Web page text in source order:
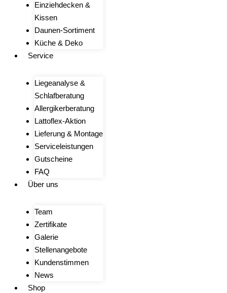
Einziehdecken &
Kissen
Daunen-Sortiment
Küche & Deko
Service
Liegeanalyse &
Schlafberatung
Allergikerberatung
Lattoflex-Aktion
Lieferung & Montage
Serviceleistungen
Gutscheine
FAQ
Über uns
Team
Zertifikate
Galerie
Stellenangebote
Kundenstimmen
News
Shop